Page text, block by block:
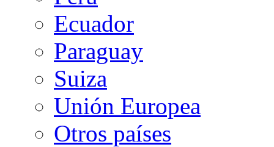
Ecuador
Paraguay
Suiza
Unión Europea
Otros países